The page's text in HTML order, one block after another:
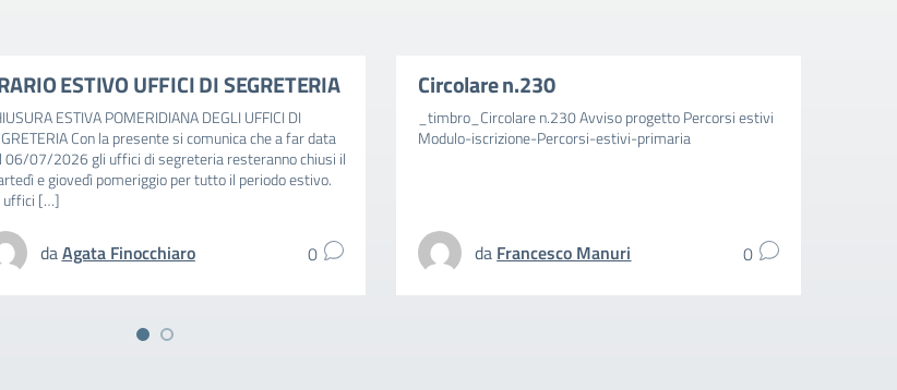
ESTIVO UFFICI DI SEGRETERIA
ESTIVA POMERIDIANA DEGLI UFFICI DI
Con la presente si comunica che a far data
06/07/2026 gli uffici di segreteria resteranno chiusi il
e giovedì pomeriggio per tutto il periodo estivo.
uffici […]
daAgata Finocchiaro 0
Circolare n.230
_timbro_Circolare n.230 Avviso progetto Percorsi estivi
Modulo-iscrizione-Percorsi-estivi-primaria
da Francesco Manuri 0